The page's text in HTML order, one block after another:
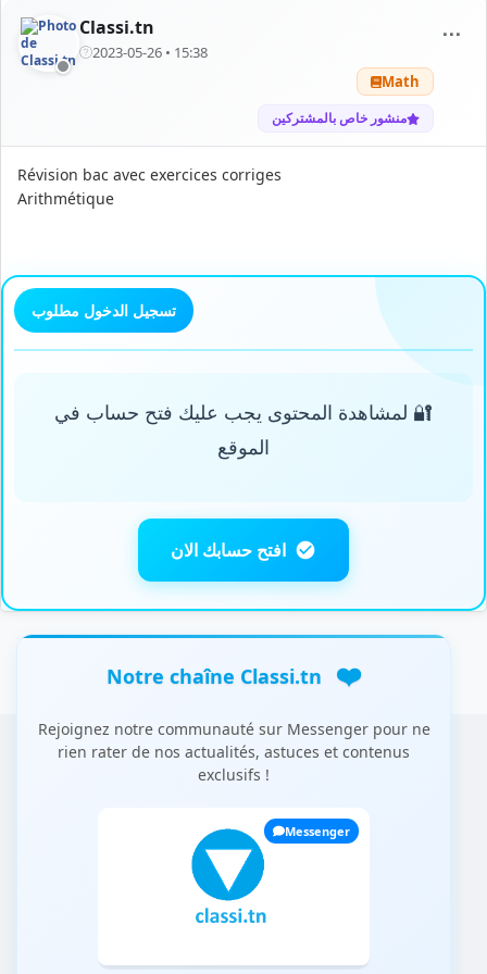
Classi.tn
2023-05-26 • 15:38
Math
منشور خاص بالمشتركين
⋯
Révision bac avec exercices corriges
Arithmétique
تسجيل الدخول مطلوب
🔐 لمشاهدة المحتوى يجب عليك فتح حساب في
الموقع
افتح حسابك الان
Notre chaîne Classi.tn ❤️
Rejoignez notre communauté sur Messenger pour ne
rien rater de nos actualités, astuces et contenus
exclusifs !
Messenger